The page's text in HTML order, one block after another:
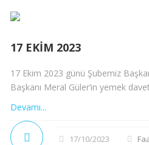
17 EKIM 2023
17 Ekim 2023 günü Şubemiz
Başkanı Meral Güler’in yemek
Devamı...
17/10/2023